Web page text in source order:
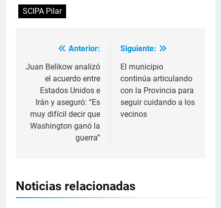
SCIPA Pilar
Anterior:
Juan Belikow analizó
el acuerdo entre
Estados Unidos e
Irán y aseguró: “Es
muy difícil decir que
Washington ganó la
guerra”
Siguiente:
El municipio
continúa articulando
con la Provincia para
seguir cuidando a los
vecinos
Noticias relacionadas